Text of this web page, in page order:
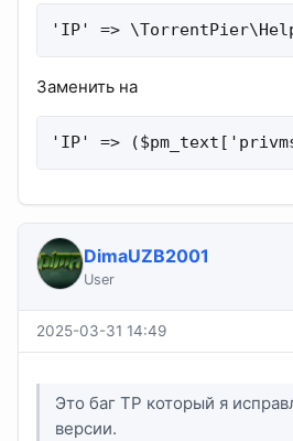
'IP' =>
Заменить на
'IP' =>
DimaUZB2001
User
2025-03-31 14:49
Это баг TP который я
версии.